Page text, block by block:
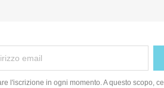
l'iscrizione in ogni momento. A questo scopo,